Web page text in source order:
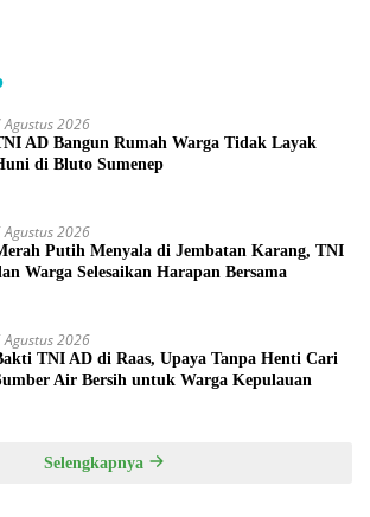
Agustus 2026
AD Bangun Rumah Warga Tidak Layak
di Bluto Sumenep
Agustus 2026
Putih Menyala di Jembatan Karang, TNI
Warga Selesaikan Harapan Bersama
Agustus 2026
TNI AD di Raas, Upaya Tanpa Henti Cari
Air Bersih untuk Warga Kepulauan
Selengkapnya